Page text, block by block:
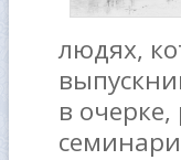
людях,
в